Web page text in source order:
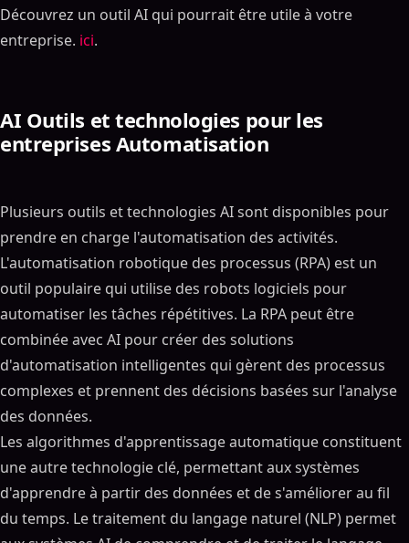
Découvrez un outil AI qui pourrait être utile à votre
entreprise. ici.
AI Outils et technologies pour les
entreprises Automatisation
Plusieurs outils et technologies AI sont disponibles pour
prendre en charge l'automatisation des activités.
L'automatisation robotique des processus (RPA) est un
outil populaire qui utilise des robots logiciels pour
automatiser les tâches répétitives. La RPA peut être
combinée avec AI pour créer des solutions
d'automatisation intelligentes qui gèrent des processus
complexes et prennent des décisions basées sur l'analyse
des données.
Les algorithmes d'apprentissage automatique constituent
une autre technologie clé, permettant aux systèmes
d'apprendre à partir des données et de s'améliorer au fil
du temps. Le traitement du langage naturel (NLP) permet